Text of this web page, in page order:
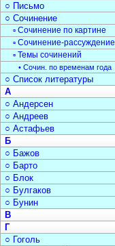
○ Письмо
○ Сочинение
▫ Сочинение по картине
▫ Сочинение-рассуждение
▫ Темы сочинений
• Сочин. по временам года
○ Список литературы
А
○ Андерсен
○ Андреев
○ Астафьев
Б
○ Бажов
○ Барто
○ Блок
○ Булгаков
○ Бунин
В
Г
○ Гоголь